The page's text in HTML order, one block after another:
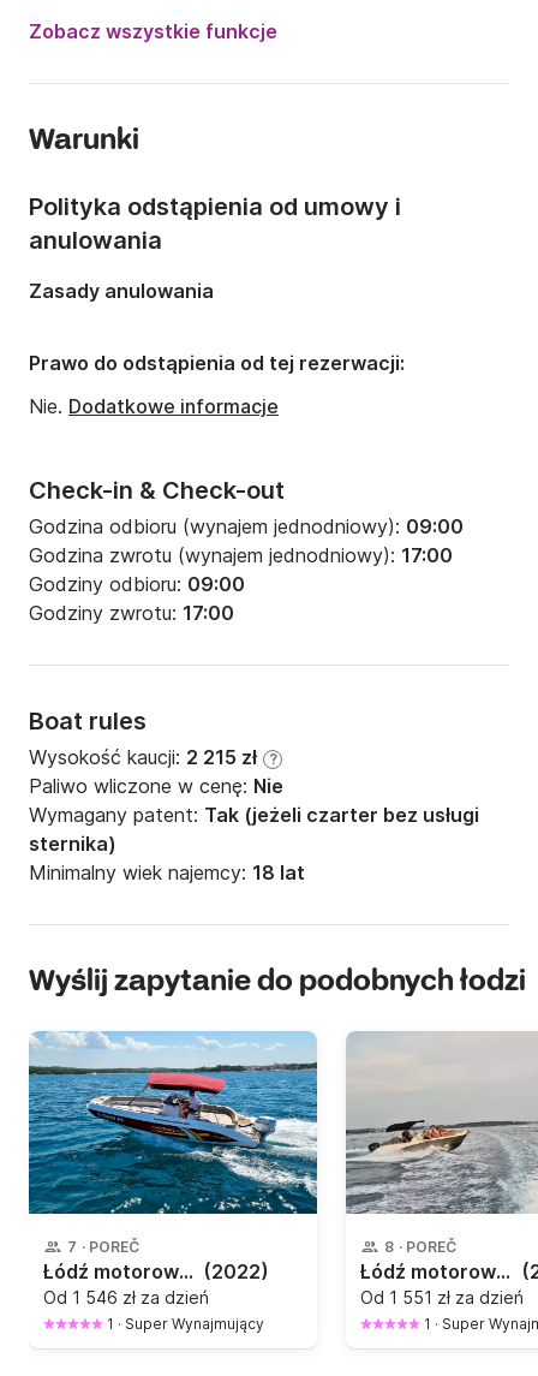
100KM
Liczba osób:
Zobacz wszystkie funkcje
Warunki
Check-in & Check-out
Godzina odbioru (wynajem jednodniowy): 09:00
Godzina zwrotu (wynajem jednodniowy): 17:00
Godziny odbioru: 09:00
Godziny zwrotu: 17:00
Boat rules
Wysokość kaucji: 2 215 zł ?
Paliwo wliczone w cenę: Nie
Wymagany patent: Tak (jeżeli czarter bez usługi
sternika)
Minimalny wiek najemcy: 18 lat
Polityka odstąpienia od umowy i
anulowania
Zasady anulowania
Prawo do odstąpienia od tej rezerwacji:
Nie. Dodatkowe informacje
Wyślij zapytanie do podobnych łodzi
7 · POREČ
Łódź motorowa Marinello 590 Eden 100KM (2022)
Od 1 546 zł za dzień
1 · Super Wynajmujący
8 · POREČ
Łódź motorowa QUICKSILVER 675 675 ACTIV OPEN 150KM
Od 1 551 zł za dzień
1 · Super